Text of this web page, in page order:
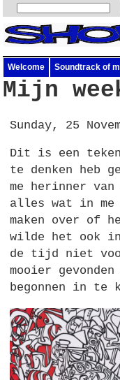
Welcome Soundtrack of
Mijn
Sunday, 25
Dit is een
te denken heb
me herinner van
alles wat in me
maken over of
wilde het ook
de tijd niet
mooier
begonnen in te